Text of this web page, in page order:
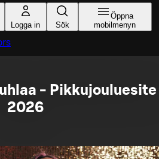
Logga in Sök
Öppna
mobilmenyn
- Pikkujouluesite
2026